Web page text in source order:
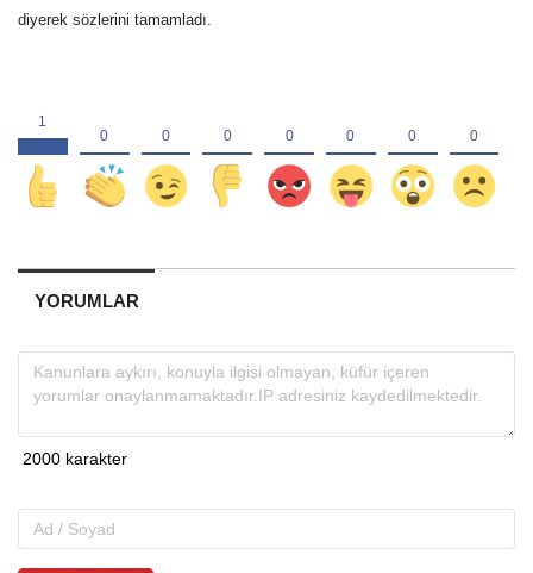
diyerek sözlerini tamamladı.
YORUMLAR